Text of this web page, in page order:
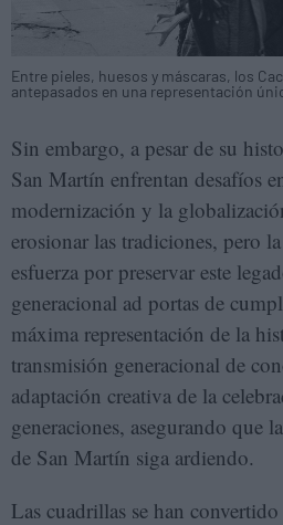
Entre pieles, huesos y máscaras, los
antepasados en una representación
Sin embargo, a pesar de su
San Martín enfrentan desafíos
modernización y la
erosionar las tradiciones, pero
esfuerza por preservar este
generacional ad portas de
máxima representación de la
transmisión generacional de
adaptación creativa de la
generaciones, asegurando que
de San Martín siga ardiendo.
Las cuadrillas se han